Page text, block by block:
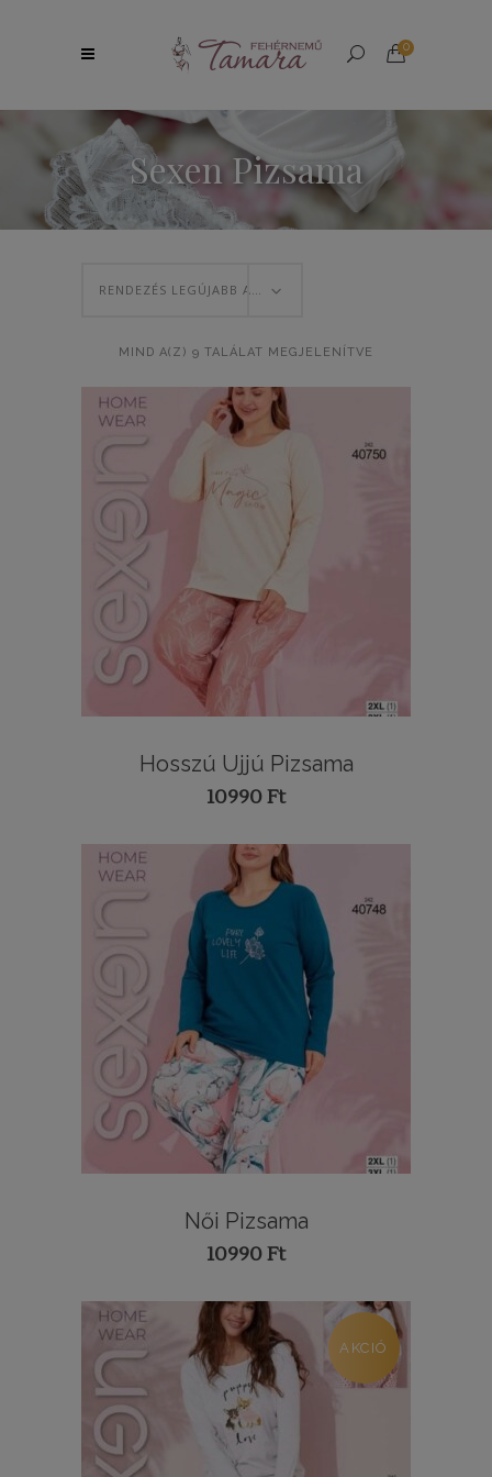
0
Sexen Pizsama
MIND A(Z) 9 TALÁLAT MEGJELENÍTVE
LATEST
Hosszú Ujjú Pizsama
10990Ft
Női Pizsama
10990Ft
AKCIÓ